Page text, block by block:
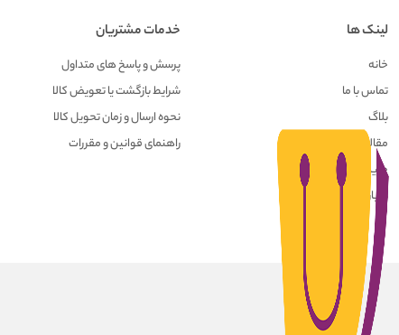
لینک ها
خانه
تماس با ما
بلاگ
مقالات
حریم خصوصی کاربران
درباره ما
خدمات مشتریان
پرسش و پاسخ های متداول
شرایط بازگشت یا تعویض کالا
نحوه ارسال و زمان تحویل کالا
راهنمای قوانین و مقررات